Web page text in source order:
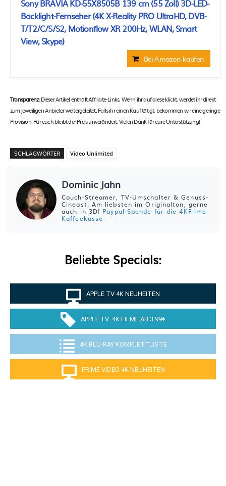
Sony BRAVIA KD-55X8505B 139 cm (55 Zoll) 3D-LED-
Backlight-Fernseher (4K X-Reality PRO UltraHD, DVB-
T/T2/C/S/S2, Motionflow XR 200Hz, WLAN, Smart
View, Skype)
Bei Amazon kaufen
Transparenz:Dieser Artikel enthält Affiliate-Links. Wenn ihr auf diese klickt, werdet ihr direkt
zum jeweiligen Anbieter weitergeleitet. Falls ihr einen Kauf tätigt, bekommen wir eine geringe
Provision. Für euch bleibt der Preis unverändert. Vielen Dank für eure Unterstützung!
SCHLAGWÖRTER Video Unlimited
Dominic Jahn
Couch-Streamer, TV-Umschalter & Genuss-
Cineast. Am liebsten im Originalton, gerne
auch in 3D! Paypal-Spende für die 4KFilme-
Kaffeekasse
Beliebte Specials:
APPLE TV 4K NEUHEITEN
APPLE TV: 4K FILME AB 3.99€
4K BLU-RAY KOMPLETTLISTE
PRIME VIDEO 4K NEUHEITEN